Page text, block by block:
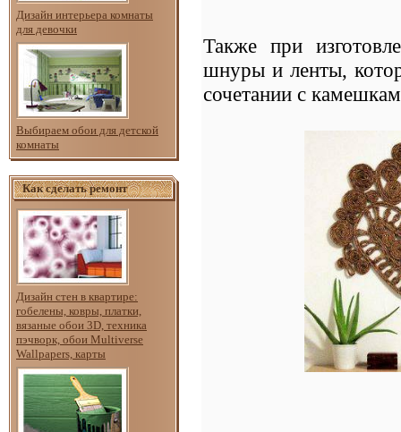
Дизайн интерьера комнаты
для девочки
Выбираем обои для детской
комнаты
Как сделать ремонт
Дизайн стен в квартире:
гобелены, ковры, платки,
вязаные обои 3D, техника
пэчворк, обои Multiverse
Wallpapers, карты
Также при
шнуры и ленты,
сочетании с